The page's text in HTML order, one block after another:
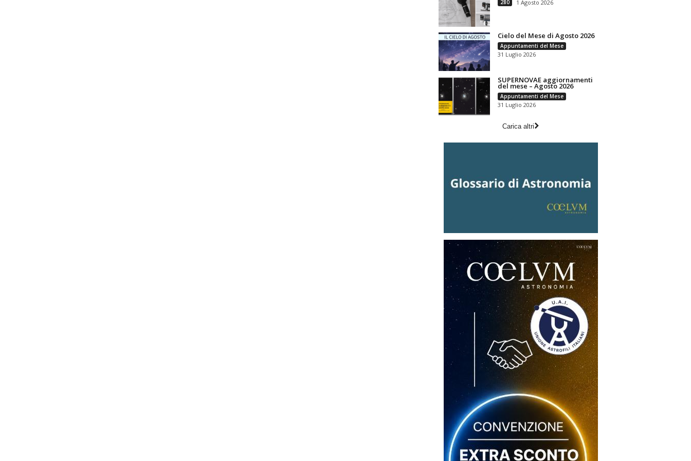
280 1 Agosto 2026
Cielo del Mese di Agosto 2026
Appuntamenti del Mese
31 Luglio 2026
SUPERNOVAE aggiornamenti
del mese – Agosto 2026
Appuntamenti del Mese
31 Luglio 2026
Carica altri